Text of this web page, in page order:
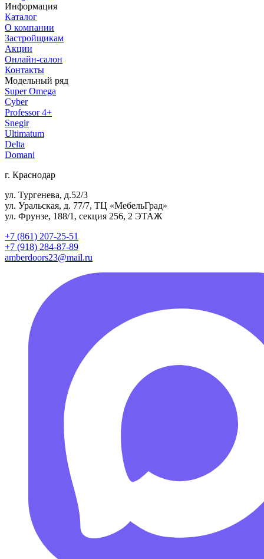
Информация
Каталог
О компании
Застройщикам
Акции
Онлайн-салон
Контакты
Модельный ряд
Super Omega
Cyber
Professor 4+
Snegir
Ultimatum
Delta
Domani
г. Краснодар
ул. Тургенева, д.52/3
ул. Уральская, д. 77/7, ТЦ «МебельГрад»
ул. Фрунзе, 188/1, секция 256, 2 ЭТАЖ
+7 (861) 207-25-51
+7 (918) 284-87-89
amberdoors23@mail.ru